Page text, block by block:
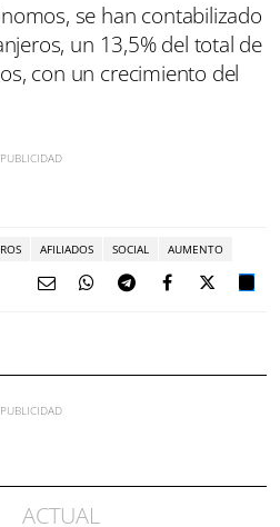
se han contabilizado
un 13,5% del total de
con un crecimiento del
AFILIADOS SOCIAL AUMENTO
ACTUAL